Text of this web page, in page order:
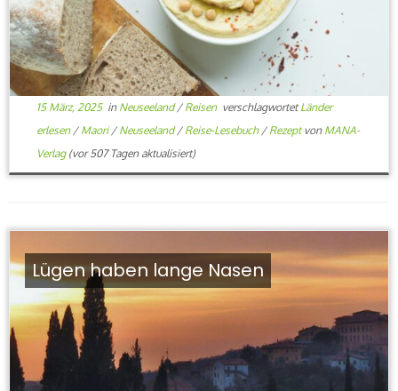
15 März, 2025in Neuseeland/ Reisen verschlagwortetLänder
erlesen / Maori / Neuseeland/ Reise-Lesebuch / Rezeptvon MANA-
Verlag(vor 507 Tagen aktualisiert)
Lügen haben lange Nasen